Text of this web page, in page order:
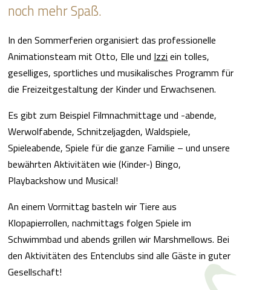
noch mehr Spaß.
In den Sommerferien organisiert das professionelle
Animationsteam mit Otto, Elle und Izzi ein tolles,
geselliges, sportliches und musikalisches Programm für
die Freizeitgestaltung der Kinder und Erwachsenen.
Es gibt zum Beispiel Filmnachmittage und -abende,
Werwolfabende, Schnitzeljagden, Waldspiele,
Spieleabende, Spiele für die ganze Familie – und unsere
bewährten Aktivitäten wie (Kinder-) Bingo,
Playbackshow und Musical!
An einem Vormittag basteln wir Tiere aus
Klopapierrollen, nachmittags folgen Spiele im
Schwimmbad und abends grillen wir Marshmellows. Bei
den Aktivitäten des Entenclubs sind alle Gäste in guter
Gesellschaft!